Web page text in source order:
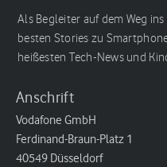
Als Begleiter auf dem Weg
besten Stories zu
heißesten Tech-News und
Anschrift
Vodafone GmbH
Ferdinand-Braun-Platz 1
40549 Düsseldorf